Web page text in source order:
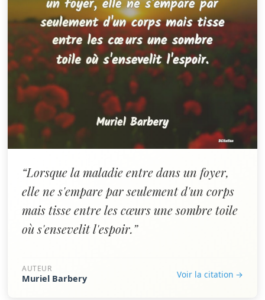
“Lorsque la maladie entre dans un foyer,
elle ne s'empare par seulement d'un corps
mais tisse entre les cœurs une sombre toile
où s'ensevelit l'espoir.”
AUTEUR
Muriel Barbery Voir la citation →